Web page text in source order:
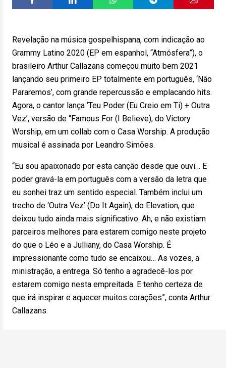
Revelação na música gospelhispana, com indicação ao
Grammy Latino 2020 (EP em espanhol, “Atmósfera”), o
brasileiro Arthur Callazans começou muito bem 2021
lançando seu primeiro EP totalmente em português, ‘Não
Pararemos’, com grande repercussão e emplacando hits.
Agora, o cantor lança ‘Teu Poder (Eu Creio em Ti) + Outra
Vez’, versão de “Famous For (I Believe), do Victory
Worship, em um collab com o Casa Worship. A produção
musical é assinada por Leandro Simões.
“Eu sou apaixonado por esta canção desde que ouvi… E
poder gravá-la em português com a versão da letra que
eu sonhei traz um sentido especial. Também inclui um
trecho de ‘Outra Vez’ (Do It Again), do Elevation, que
deixou tudo ainda mais significativo. Ah, e não existiam
parceiros melhores para estarem comigo neste projeto
do que o Léo e a Julliany, do Casa Worship. É
impressionante como tudo se encaixou… As vozes, a
ministração, a entrega. Só tenho a agradecê-los por
estarem comigo nesta empreitada. E tenho certeza de
que irá inspirar e aquecer muitos corações”, conta Arthur
Callazans.